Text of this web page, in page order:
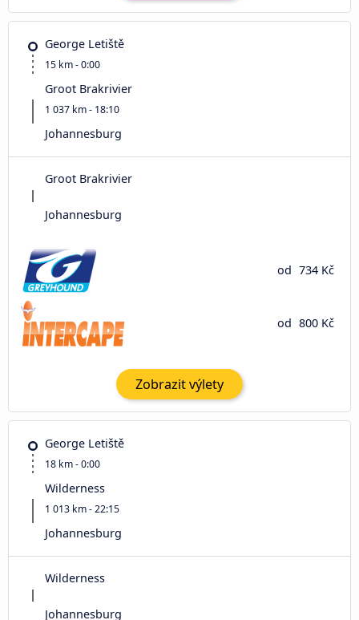
George Letiště
15 km - 0:00
Groot Brakrivier
1 037 km - 18:10
Johannesburg
Groot Brakrivier
Johannesburg
od 734 Kč
od 800 Kč
Zobrazit výlety
George Letiště
18 km - 0:00
Wilderness
1 013 km - 22:15
Johannesburg
Wilderness
Johannesburg